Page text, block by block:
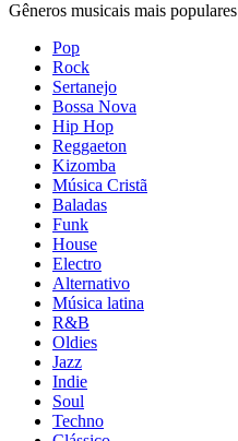
Gêneros musicais mais populares
Pop
Rock
Sertanejo
Bossa Nova
Hip Hop
Reggaeton
Kizomba
Música Cristã
Baladas
Funk
House
Electro
Alternativo
Música latina
R&B
Oldies
Jazz
Indie
Soul
Techno